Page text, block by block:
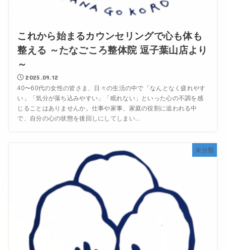
これから始まるカウンセリングで心も体も
整える ～たなごころ整体院 逗子葉山店より
～
2025.09.12
40〜60代の女性の皆さま、日々の生活の中で「なんとなく疲れやす
い」「気分が落ち込みやすい」「眠れない」といった心の不調を感
じることはありませんか。仕事や家事、家庭の役割に追われる中
で、自分の心の状態を後回しにしてしまい...
未分類